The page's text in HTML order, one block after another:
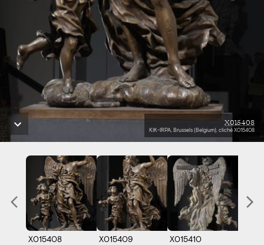
X015408
KIK-IRPA, Brussels (Belgium), cliché X015408
X015408 X015409 X015410